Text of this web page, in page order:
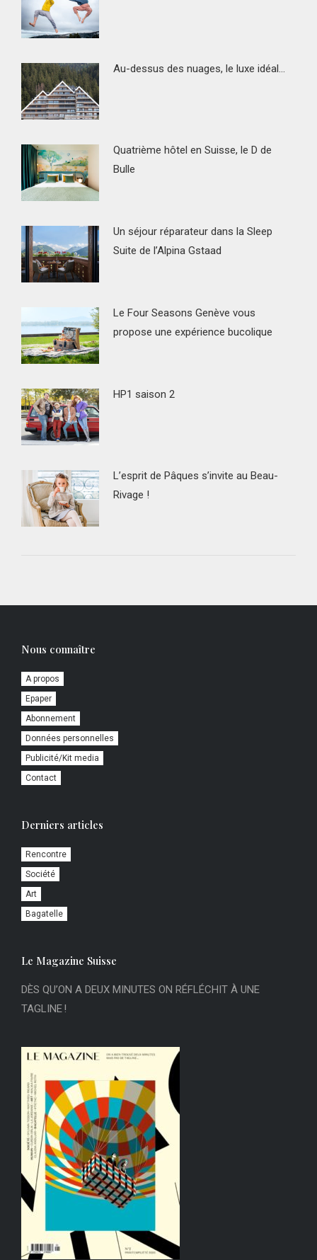
Au-dessus des nuages, le luxe idéal…
Quatrième hôtel en Suisse, le D de
Bulle
Un séjour réparateur dans la Sleep
Suite de l’Alpina Gstaad
Le Four Seasons Genève vous
propose une expérience bucolique
HP1 saison 2
L’esprit de Pâques s’invite au Beau-
Rivage !
Nous connaître
A propos
Epaper
Abonnement
Données personnelles
Publicité/Kit media
Contact
Derniers articles
Rencontre
Société
Art
Bagatelle
Le Magazine Suisse
DÈS QU’ON A DEUX MINUTES ON RÉFLÉCHIT À UNE
TAGLINE !